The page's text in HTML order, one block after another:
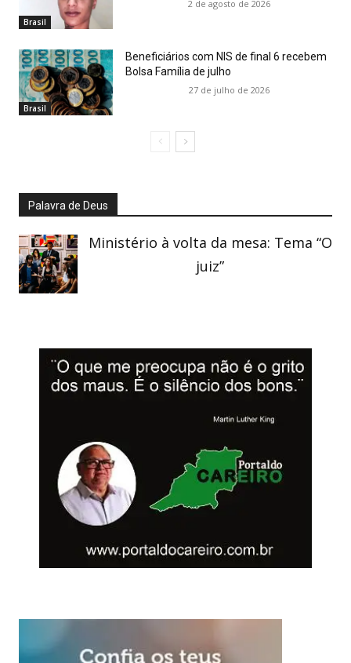
Brasil
2 de agosto de 2026
Brasil
Beneficiários com NIS de final 6 recebem
Bolsa Família de julho
27 de julho de 2026
Palavra de Deus
Ministério à volta da mesa: Tema “O
juiz”